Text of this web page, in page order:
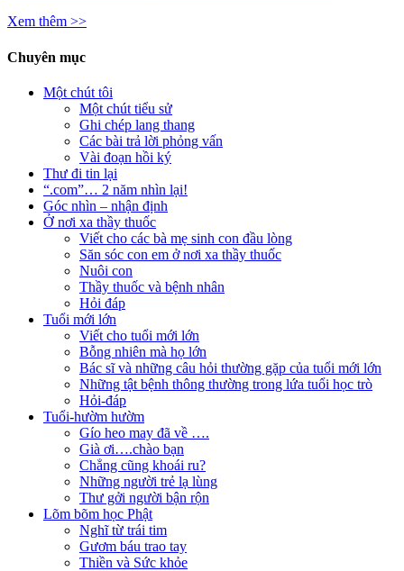
Xem thêm >>
Chuyên mục
Một chút tôi
Một chút tiểu sử
Ghi chép lang thang
Các bài trả lời phỏng vấn
Vài đoạn hồi ký
Thư đi tin lại
“.com”… 2 năm nhìn lại!
Góc nhìn – nhận định
Ở nơi xa thầy thuốc
Viết cho các bà mẹ sinh con đầu lòng
Săn sóc con em ở nơi xa thầy thuốc
Nuôi con
Thầy thuốc và bệnh nhân
Hỏi đáp
Tuổi mới lớn
Viết cho tuổi mới lớn
Bỗng nhiên mà họ lớn
Bác sĩ và những câu hỏi thường gặp của tuổi mới lớn
Những tật bệnh thông thường trong lứa tuổi học trò
Hỏi-đáp
Tuổi-hườm hườm
Gío heo may đã về ….
Già ơi….chào bạn
Chẳng cũng khoái ru?
Những người trẻ lạ lùng
Thư gởi người bận rộn
Lõm bõm học Phật
Nghĩ từ trái tim
Gươm báu trao tay
Thiền và Sức khỏe